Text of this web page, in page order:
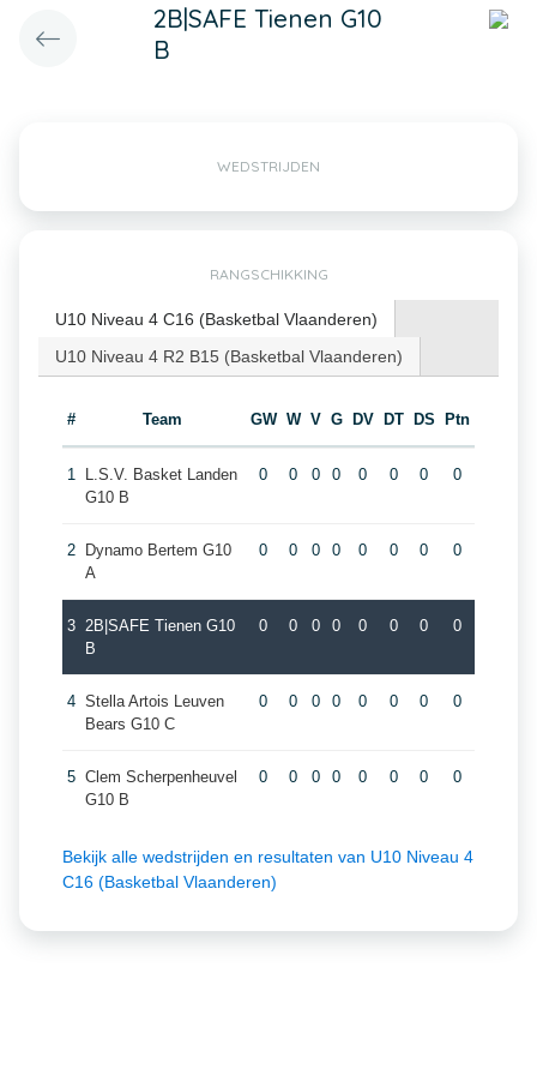
2B|SAFE Tienen G10
B
WEDSTRIJDEN
RANGSCHIKKING
U10 Niveau 4 C16 (Basketbal Vlaanderen)
U10 Niveau 4 R2 B15 (Basketbal Vlaanderen)
# Team GW W V G DV DT DS Ptn
1
L.S.V. Basket Landen
G10 B
0 0 0 0 0 0 0 0
2
Dynamo Bertem G10
A
0 0 0 0 0 0 0 0
3 2B|SAFE Tienen G10
B
0 0 0 0 0 0 0 0
4 Stella Artois Leuven
Bears G10 C
0 0 0 0 0 0 0 0
5 Clem Scherpenheuvel
G10 B
0 0 0 0 0 0 0 0
Bekijk alle wedstrijden en resultaten van U10 Niveau 4
C16 (Basketbal Vlaanderen)